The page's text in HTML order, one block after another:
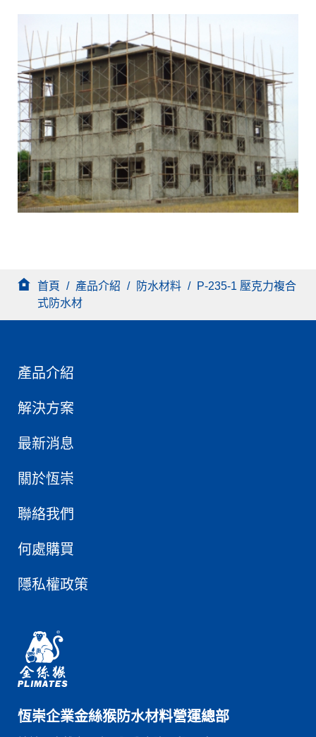
首頁 / 產品介紹 / 防水材料 /
P-235-1 壓克力複合
式防水材
產品介紹
解決方案
最新消息
關於恆崇
聯絡我們
何處購買
隱私權政策
恆崇企業金絲猴防水材料營運總部